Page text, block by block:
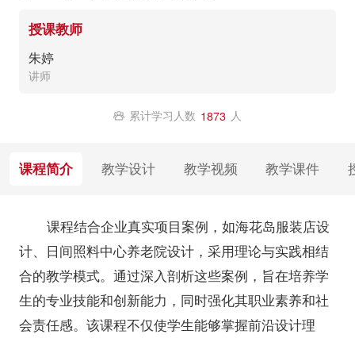
授课教师
朱婷
讲师
累计学习人数 1873 人
课程简介 教学设计 教学视频 教学课件
课程结合企业真实项目案例，如海花岛服装店设
计、日间照料中心养老院设计，采用理论与实践相结
合的教学模式。通过深入剖析这些案例，旨在培养学
生的专业技能和创新能力，同时强化其职业素养和社
会责任感。该课程不仅使学生能够掌握前沿设计理